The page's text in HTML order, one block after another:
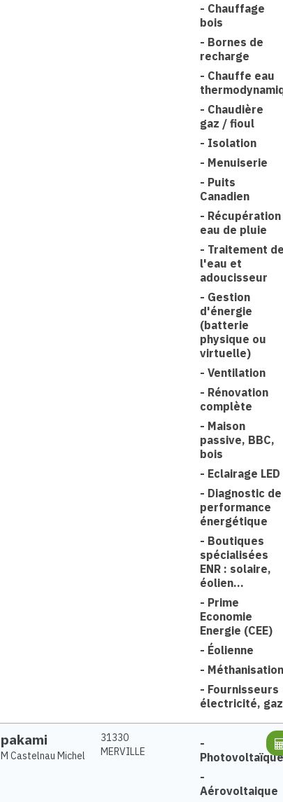
- Chauffage
bois
- Bornes de
recharge
- Chauffe eau
- Chaudière
gaz / fioul
- Isolation
- Menuiserie
- Puits
Canadien
- Récupération
eau de pluie
- Traitement de
l'eau et
adoucisseur
- Gestion
d'énergie
(batterie
physique ou
virtuelle)
- Ventilation
- Rénovation
complète
- Maison
passive, BBC,
bois
- Eclairage LED
- Diagnostic de
performance
énergétique
- Boutiques
spécialisées
ENR : solaire,
éolien...
- Prime
Economie
Energie (CEE)
- Éolienne
- Méthanisation
- Fournisseurs
électricité, gaz
pakami
M Castelnau Michel
31330
MERVILLE
-
Photovoltaïque
-
Aérovoltaique